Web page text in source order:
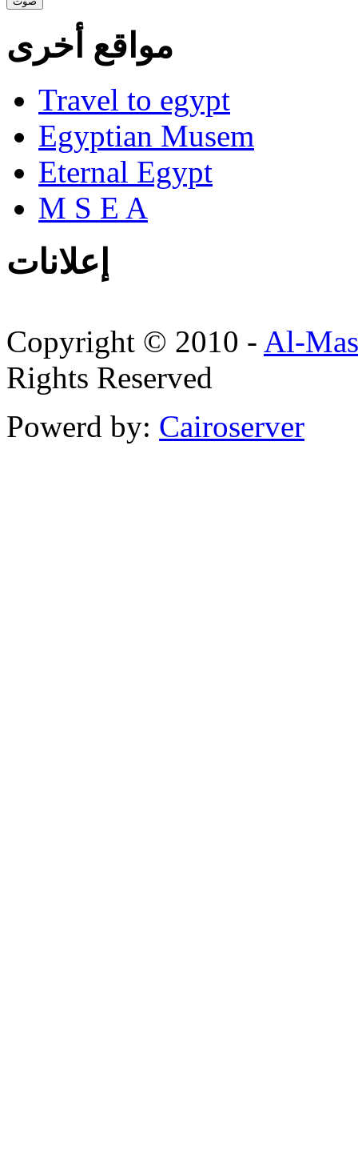
مواقع أخرى
Travel to egypt
Egyptian Musem
Eternal Egypt
M S E A
إعلانات
Copyright © 2010 - Al-
Rights Reserved
Powerd by: Cairoserver